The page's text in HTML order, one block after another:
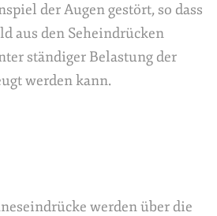
der Augen gestört, so dass
aus den Seheindrücken
ständiger Belastung der
werden kann.
werden über die